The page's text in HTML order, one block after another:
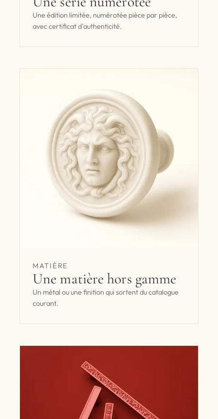
Une édition limitée, numérotée pièce par pièce,
avec certificat d’authenticité.
MATIÈRE
Une matière hors gamme
Un métal ou une finition qui sortent du catalogue
courant.